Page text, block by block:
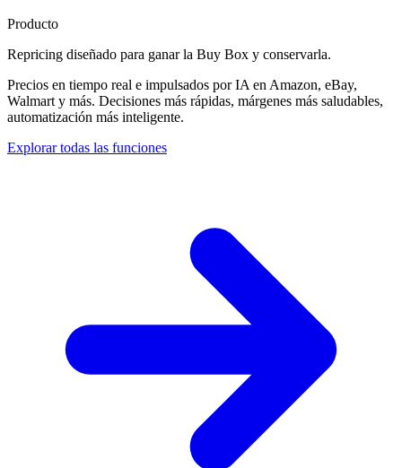
Producto
Repricing diseñado para ganar la Buy Box y conservarla.
Precios en tiempo real e impulsados por IA en Amazon, eBay,
Walmart y más. Decisiones más rápidas, márgenes más saludables,
automatización más inteligente.
Explorar todas las funciones